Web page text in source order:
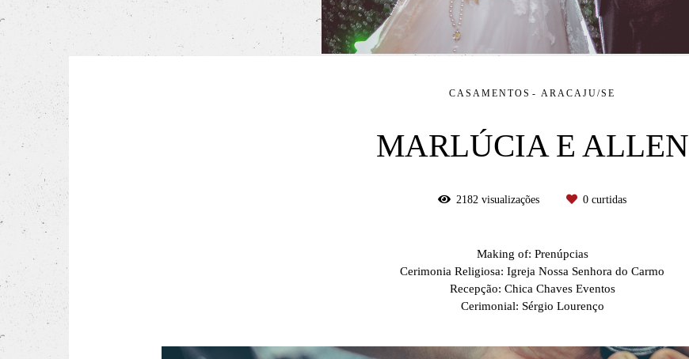
CASAMENTOS ARACAJU/SE
MARLÚCIA E ALLEN
2182 visualizações 0 curtidas
Making of: Prenúpcias
Cerimonia Religiosa: Igreja Nossa Senhora do Carmo
Recepção: Chica Chaves Eventos
Cerimonial: Sérgio Lourenço